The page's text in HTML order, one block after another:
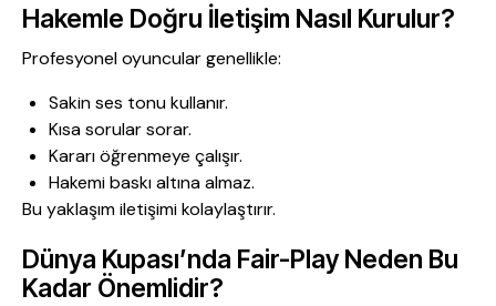
Hakemle Doğru İletişim Nasıl Kurulur?
Profesyonel oyuncular genellikle:
Sakin ses tonu kullanır.
Kısa sorular sorar.
Kararı öğrenmeye çalışır.
Hakemi baskı altına almaz.
Bu yaklaşım iletişimi kolaylaştırır.
Dünya Kupası’nda Fair-Play Neden Bu
Kadar Önemlidir?